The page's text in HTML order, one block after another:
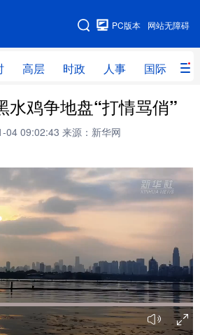
网站无障碍
PC版本
高层 时政 人事 国际 财
网站地图
层 时政 人事
经 网评
智库 全球连线 教育
创 量子 体育
画 健康
图片 政务
文件 金融 汽车
居 信息化 数字经济
水鸡争地盘“打情骂俏”
04 09:02:43 来源：新华网